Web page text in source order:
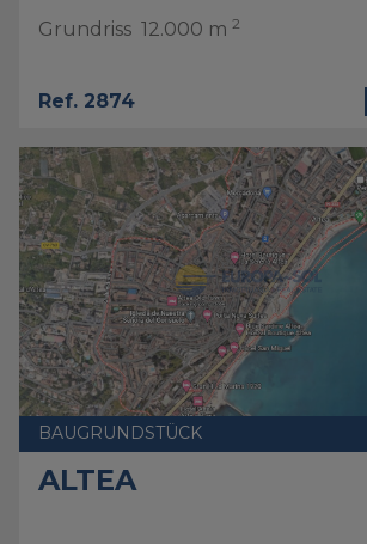
Grundriss 12.000 m 2
Ref. 2874
BAUGRUNDSTÜCK
ALTEA